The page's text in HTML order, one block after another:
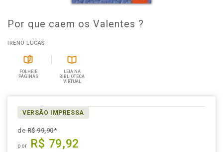
Por que caem os Valentes ?
IRENO LUCAS
FOLHEIE
PÁGINAS
LEIA NA
BIBLIOTECA
VIRTUAL
VERSÃO IMPRESSA
deR$ 99,90*
por R$ 79,92